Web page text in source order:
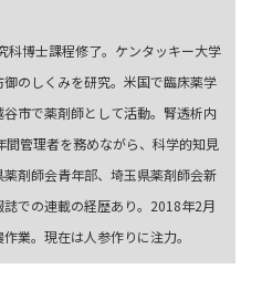
科博士課程修了。ケンタッキー大学
のしくみを研究。米国で臨床薬学
市で薬剤師として活動。腎透析内
管理者を務めながら、科学的知見
剤師会青年部、埼玉県薬剤師会新
での連載の経歴あり。2018年2月
業。現在は人参作りに注力。